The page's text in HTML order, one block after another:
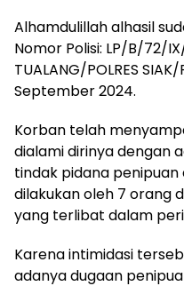
Alhamdulillah alhasil
Nomor Polisi: LP/B/72/
TUALANG/POLRES
September 2024.
Korban telah
dialami dirinya dengan
tindak pidana
dilakukan oleh 7 orang
yang terlibat dalam
Karena intimidasi
adanya dugaan